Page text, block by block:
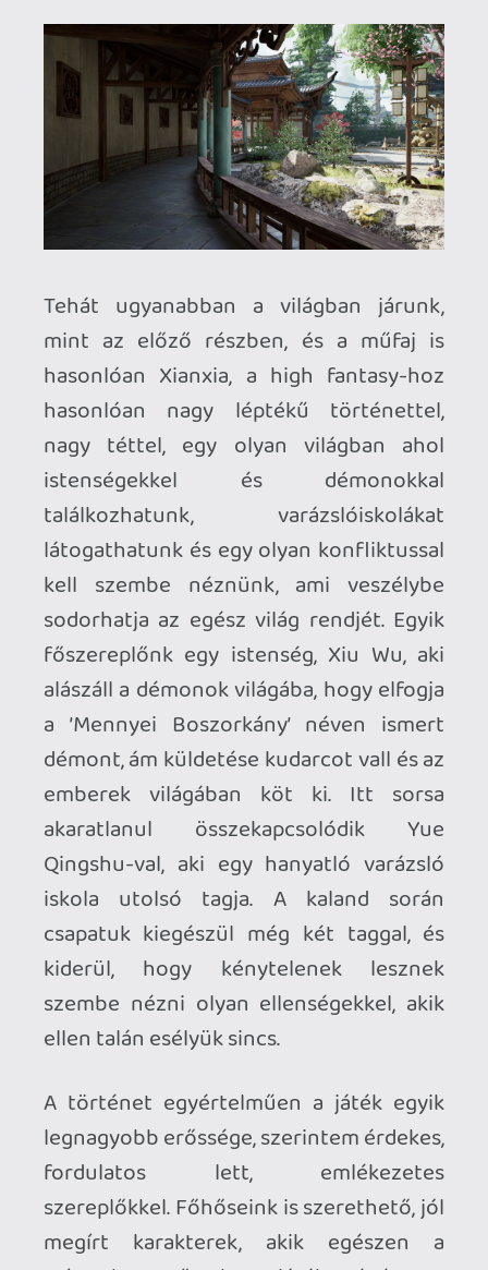
Qingshu-val, aki egy hanyatló varázsló
iskola utolsó tagja. A kaland során
csapatuk kiegészül még két taggal, és
kiderül, hogy kénytelenek lesznek
szembe nézni olyan ellenségekkel, akik
ellen talán esélyük sincs.
A történet egyértelműen a játék egyik
legnagyobb erőssége, szerintem érdekes,
fordulatos lett, emlékezetes
megírt karakterek, akik egészen a
szívemhez nőttek a játék végére. A
történetmesélés főleg átvezetőkkel és
dialógusokkal történik, amikből a többi
kínai rpg-hez hasonlóan itt is rengeteg
van. Ez engem nem zavar, de azért jó
néven vettem, hogy ezek közben is lehet
pause-olni. A sztori nem egyszerű, de a
sok név és esemény között segít
eligazodni a játékbeli napló és
enciklopédia. Ez utóbbi helyet ad lore-ral
kapcsolatos bejegyzéseknek is,
amelyeket a végigjátszás során
könyveket felkutatva vagy
melléküldetéseket megcsinálva oldunk
fel. Lore-ból pedig van bőven, úgyhogy
aki bele akar mélyedni, az készüljön fel
sok olvasásra.
Utunk során számos helyszínen
megfordulunk. Változatosságra nem
lehet panasz, a kínai városkákon